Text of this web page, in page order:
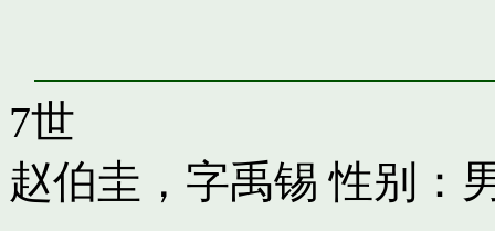
7世
赵伯圭，字禹锡 性别：